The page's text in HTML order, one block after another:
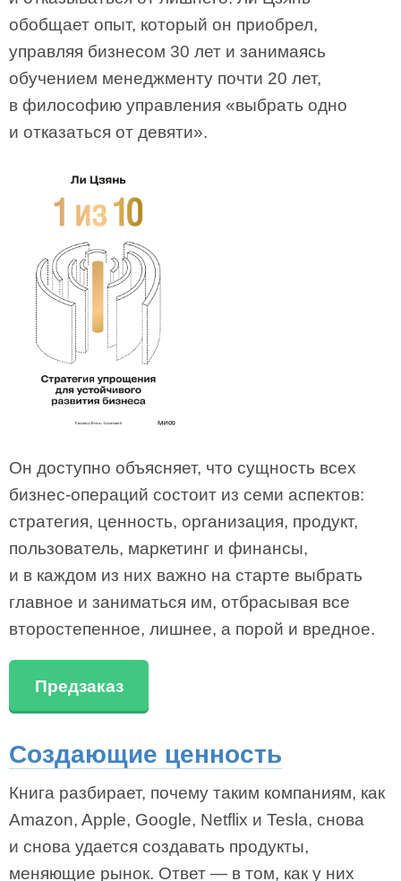
обобщает опыт, который он приобрел,
управляя бизнесом 30 лет и занимаясь
обучением менеджменту почти 20 лет,
в философию управления «выбрать одно
и отказаться от девяти».
Он доступно объясняет, что сущность всех
бизнес-операций состоит из семи аспектов:
стратегия, ценность, организация, продукт,
пользователь, маркетинг и финансы,
и в каждом из них важно на старте выбрать
главное и заниматься им, отбрасывая все
второстепенное, лишнее, а порой и вредное.
Предзаказ
Создающие ценность
Книга разбирает, почему таким компаниям, как
Amazon, Apple, Google, Netflix и Tesla, снова
и снова удается создавать продукты,
меняющие рынок. Ответ — в том, как у них